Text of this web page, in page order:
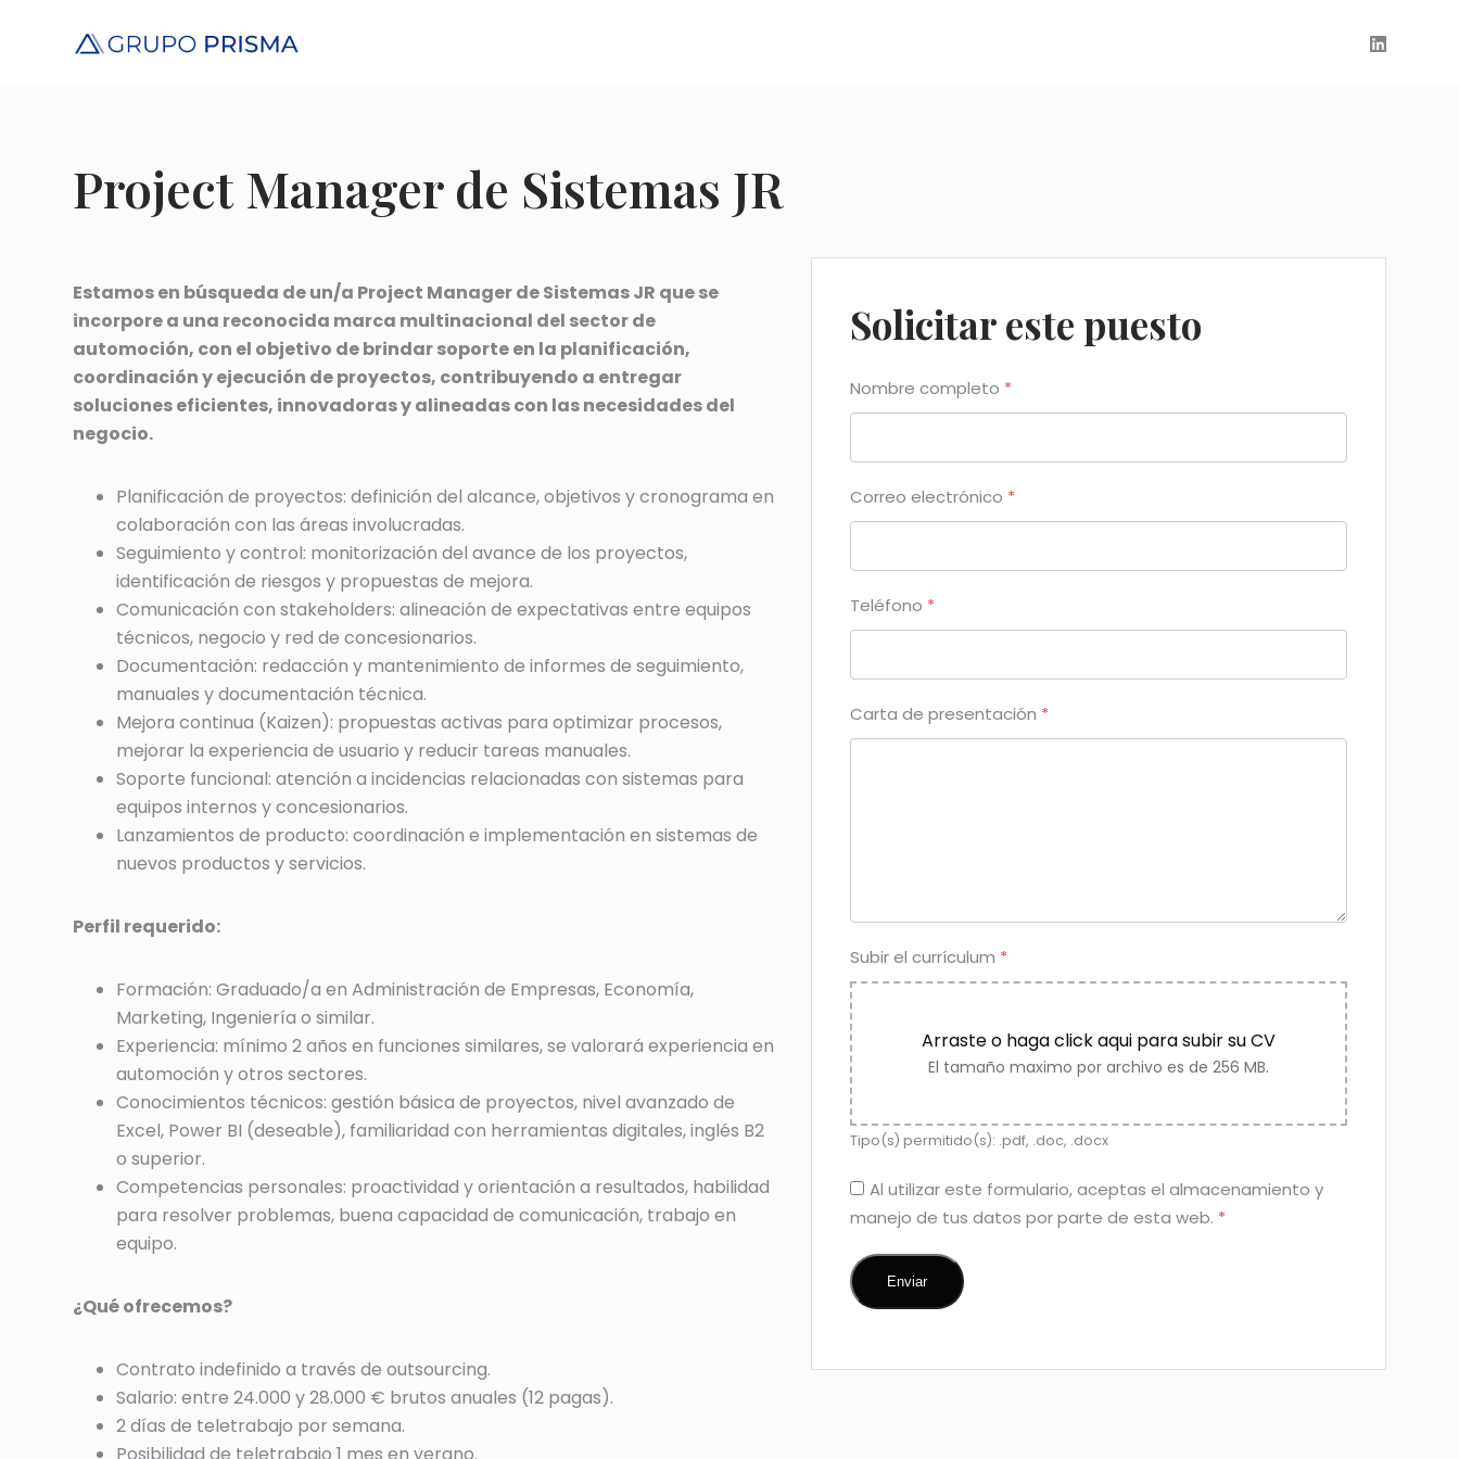
Project Manager de Sistemas JR
Estamos en búsqueda de un/a Project Manager de Sistemas JR que se
incorpore a una reconocida marca multinacional del sector de
automoción, con el objetivo de brindar soporte en la planificación,
coordinación y ejecución de proyectos, contribuyendo a entregar
soluciones eficientes, innovadoras y alineadas con las necesidades del
negocio.
Planificación de proyectos: definición del alcance, objetivos y cronograma en
colaboración con las áreas involucradas.
Seguimiento y control: monitorización del avance de los proyectos,
identificación de riesgos y propuestas de mejora.
Comunicación con stakeholders: alineación de expectativas entre equipos
técnicos, negocio y red de concesionarios.
Documentación: redacción y mantenimiento de informes de seguimiento,
manuales y documentación técnica.
Mejora continua (Kaizen): propuestas activas para optimizar procesos,
mejorar la experiencia de usuario y reducir tareas manuales.
Soporte funcional: atención a incidencias relacionadas con sistemas para
equipos internos y concesionarios.
Lanzamientos de producto: coordinación e implementación en sistemas de
nuevos productos y servicios.
Perfil requerido:
Formación: Graduado/a en Administración de Empresas, Economía,
Marketing, Ingeniería o similar.
Experiencia: mínimo 2 años en funciones similares, se valorará experiencia en
automoción y otros sectores.
Conocimientos técnicos: gestión básica de proyectos, nivel avanzado de
Excel, Power BI (deseable), familiaridad con herramientas digitales, inglés B2
o superior.
Competencias personales: proactividad y orientación a resultados, habilidad
para resolver problemas, buena capacidad de comunicación, trabajo en
equipo.
¿Qué ofrecemos?
Contrato indefinido a través de outsourcing.
Salario: entre 24.000 y 28.000 € brutos anuales (12 pagas).
2 días de teletrabajo por semana.
Solicitar este puesto
Nombre completo *
Correo electrónico *
Teléfono *
Carta de presentación *
Subir el currículum *
Arraste o haga click aqui para subir su CV
El tamaño maximo por archivo es de 256 MB.
Tipo(s) permitido(s): .pdf, .doc, .docx
Al utilizar este formulario, aceptas el almacenamiento y
manejo de tus datos por parte de esta web. *